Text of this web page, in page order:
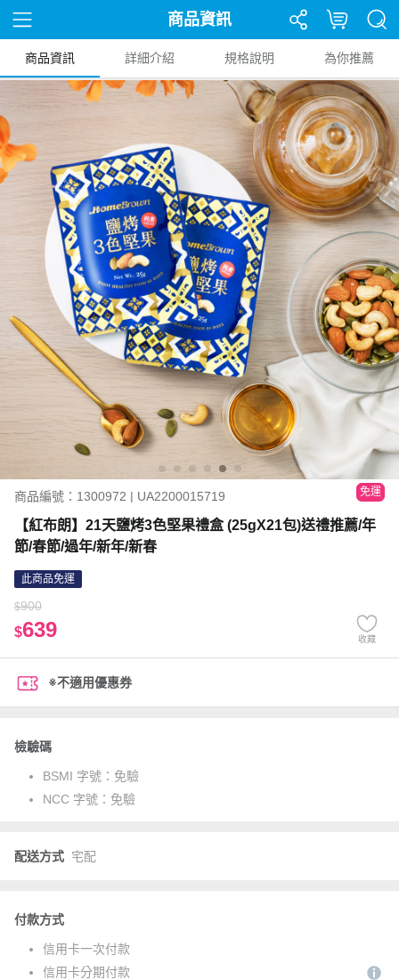
商品資訊
商品資訊 詳細介紹 規格說明 為你推薦
商品編號：1300972 | UA2200015719 免運
【紅布朗】21天鹽烤3色堅果禮盒 (25gX21包)送禮推薦/年
節/春節/過年/新年/新春
此商品免運
$900
$639 收藏
※不適用優惠券
檢驗碼
BSMI 字號： 免驗
NCC 字號： 免驗
配送方式 宅配
付款方式
信用卡一次付款
信用卡分期付款